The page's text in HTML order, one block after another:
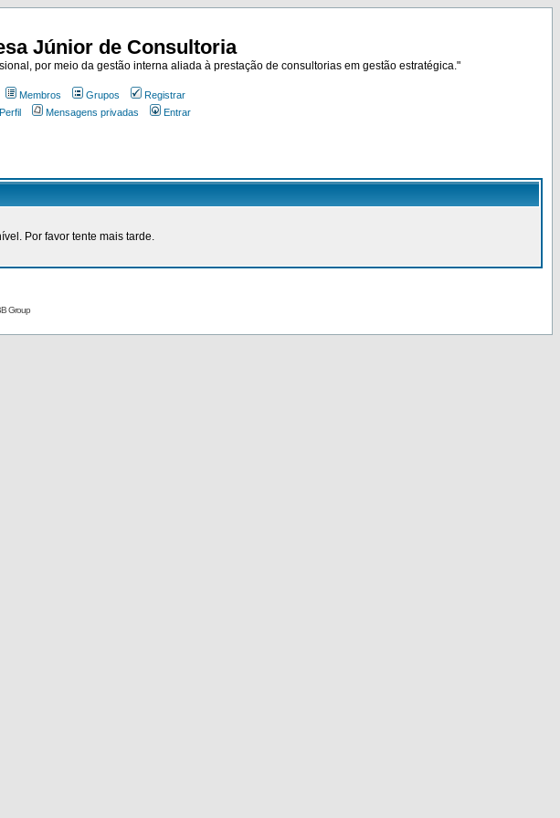
Júnior de Consultoria
por meio da gestão interna aliada à prestação de consultorias em gestão estratégica."
Membros Grupos
Registrar
Perfil Mensagens privadas Entrar
Por favor tente mais tarde.
Group